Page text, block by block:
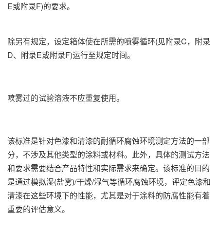
E或附录F)的要求。
除另有规定，设定箱体使在所需的喷雾循环(见附录C，附录
D、附录E或附录F)运行至规定时间。
喷雾过的试验溶液不应重复使用。
该标准是针对色漆和清漆的耐循环腐蚀环境测定方法的一部
分，不涉及其他类型的涂料或材料。此外，具体的测试方法
和要求需要结合产品特性和实际需求来确定。该标准的目的
是通过模拟湿(盐雾)/干燥/湿气等循环腐蚀环境，评定色漆和
清漆在这些环境下的性能，尤其是对于涂料的防腐性能有着
重要的评估意义。